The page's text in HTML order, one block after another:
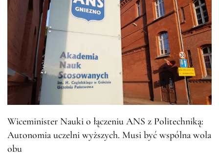
Wiceminister Nauki o łączeniu ANS z Politechniką:
Autonomia uczelni wyższych. Musi być wspólna wola
obu